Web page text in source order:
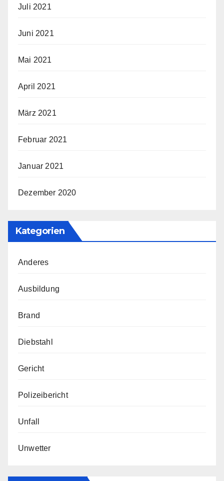
Juli 2021
Juni 2021
Mai 2021
April 2021
März 2021
Februar 2021
Januar 2021
Dezember 2020
Kategorien
Anderes
Ausbildung
Brand
Diebstahl
Gericht
Polizeibericht
Unfall
Unwetter